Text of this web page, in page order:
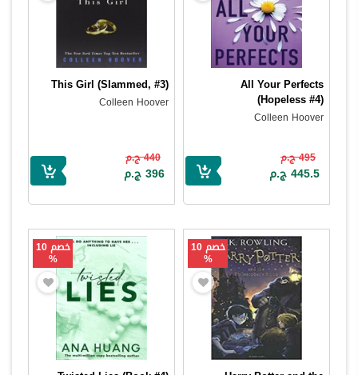
All Your Perfects
(Hopeless #4)
Colleen Hoover
495 ج.م
445.5 ج.م
This Girl (Slammed, #3)
Colleen Hoover
440 ج.م
396 ج.م
خصم 10
%
خصم 10
%